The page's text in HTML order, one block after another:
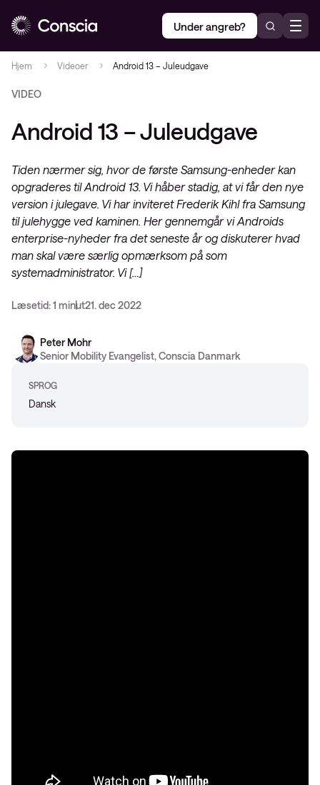
Under angreb?
Hjem Videoer Android 13 – Juleudgave
VIDEO
Android 13 – Juleudgave
Tiden nærmer sig, hvor de første Samsung-enheder kan
opgraderes til Android 13. Vi håber stadig, at vi får den nye
version i julegave. Vi har inviteret Frederik Kihl fra Samsung
til julehygge ved kaminen. Her gennemgår vi Androids
enterprise-nyheder fra det seneste år og diskuterer hvad
man skal være særlig opmærksom på som
systemadministrator. Vi […]
Læsetid: 1 minut21. dec 2022
Peter Mohr
Senior Mobility Evangelist, Conscia Danmark
SPROG
Dansk